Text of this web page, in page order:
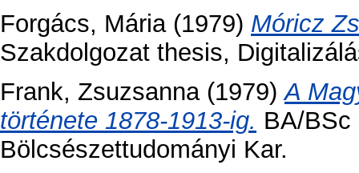
Forgács, Mária(1979) Móricz
Szakdolgozat thesis,
Frank, Zsuzsanna(1979)A
története 1878-1913-ig. BA/BSc
Bölcsészettudományi Kar.